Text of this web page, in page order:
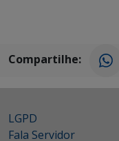
Compartilhe:
LGPD
Fala Servidor